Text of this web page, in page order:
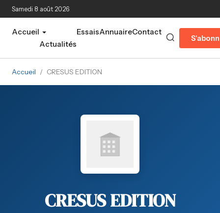
Aller au contenu principal
Samedi 8 août 2026
Accueil
Actualités
EssaisAnnuaireContact
Accueil / CRESUS EDITION
CRESUS EDITION